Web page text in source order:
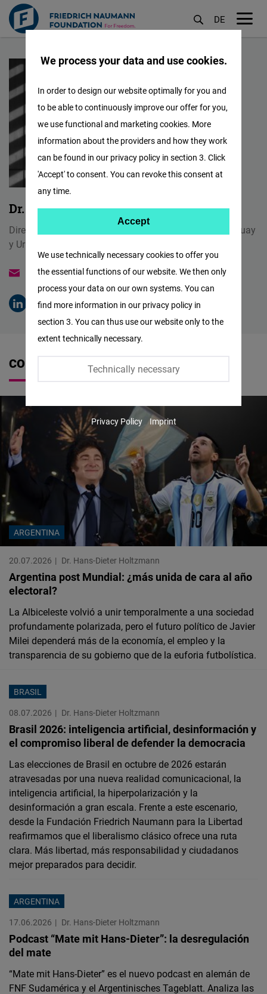
contenido
principal
DE
Dr. Hans-Dieter Holtzmann
Director de Proyecto para Argentina, Brasil, Chile, Paraguay
y Uruguay
argentina@freiheit.org
CONTRIBUTIONS
ARGENTINA
20.07.2026 Dr. Hans-Dieter Holtzmann
Argentina post Mundial: ¿más unida de cara al año
electoral?
La Albiceleste volvió a unir temporalmente a una sociedad
profundamente polarizada, pero el futuro político de Javier
Milei dependerá más de la economía, el empleo y la
transparencia de su gobierno que de la euforia futbolística.
BRASIL
08.07.2026
Dr. Hans-Dieter Holtzmann
Brasil 2026: inteligencia artificial, desinformación y
el compromiso liberal de defender la democracia
Las elecciones de Brasil en octubre de 2026 estarán
atravesadas por una nueva realidad comunicacional, la
inteligencia artificial, la hiperpolarización y la
desinformación a gran escala. Frente a este escenario,
desde la Fundación Friedrich Naumann para la Libertad
reafirmamos que el liberalismo clásico ofrece una ruta
clara. Más libertad, más responsabilidad y ciudadanos
mejor preparados para decidir.
ARGENTINA
17.06.2026
Dr. Hans-Dieter Holtzmann
Podcast “Mate mit Hans-Dieter”: la desregulación
del mate
“Mate mit Hans-Dieter” es el nuevo podcast en alemán de
FNF Sudamérica y el Argentinisches Tageblatt. Analiza las
We process your data and use cookies.
We use technically necessary cookies to offer you
the essential functions of our website. We then only
process your data on our own systems. You can
find more information in our privacy policy in
section 3. You can thus use our website only to the
extent technically necessary.
Technically necessary
In order to design our website optimally for you and
to be able to continuously improve our offer for you,
we use functional and marketing cookies. More
information about the providers and how they work
can be found in our privacy policy in section 3. Click
'Accept' to consent. You can revoke this consent at
any time.
Facebook
Embed
Twitter
Embed
Youtube
Embed
Google
Cloudinary
Flickr
Embed
Newsletter2go
Embed
Embed
D.Vinci
Embed
Typeform
Embed
Accept
Privacy Policy Imprint